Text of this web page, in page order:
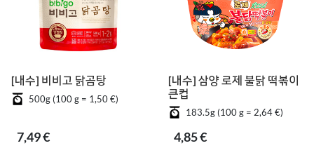
[내수] 비비고 닭곰탕
500g (100 g = 1,50 €)
7,49 €
[내수] 삼양 로제 불닭 떡볶이
큰컵
183.5g (100 g = 2,64 €)
4,85 €